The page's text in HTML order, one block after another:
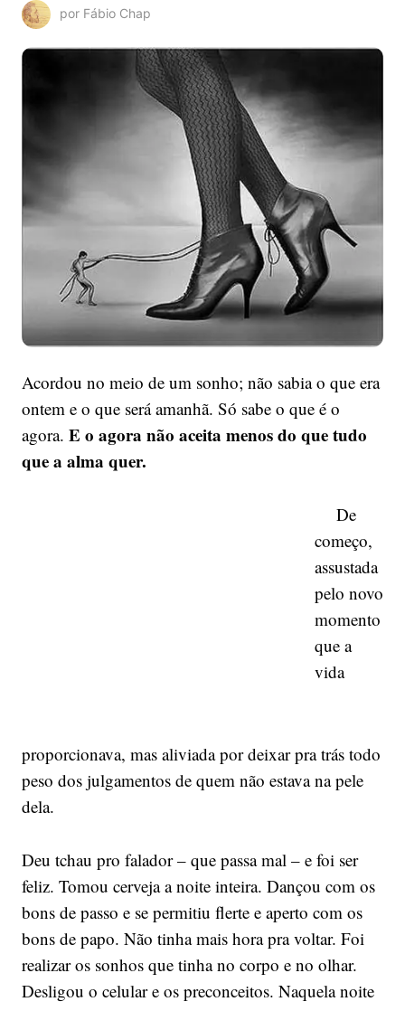
da
alma?
por Fábio Chap
Acordou no meio de um sonho; não sabia o que era
ontem e o que será amanhã. Só sabe o que é o
agora. E o agora não aceita menos do que tudo
que a alma quer.
De
começo,
assustada
pelo novo
momento
que a
vida
proporcionava, mas aliviada por deixar pra trás todo
peso dos julgamentos de quem não estava na pele
dela.
Deu tchau pro falador – que passa mal – e foi ser
feliz. Tomou cerveja a noite inteira. Dançou com os
bons de passo e se permitiu flerte e aperto com os
bons de papo. Não tinha mais hora pra voltar. Foi
realizar os sonhos que tinha no corpo e no olhar.
Desligou o celular e os preconceitos. Naquela noite